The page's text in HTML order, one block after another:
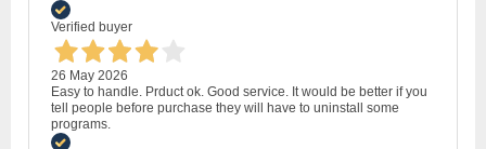
Verified buyer
26 May 2026
Easy to handle. Prduct ok. Good service. It would be better if you
tell people before purchase they will have to uninstall some
programs.